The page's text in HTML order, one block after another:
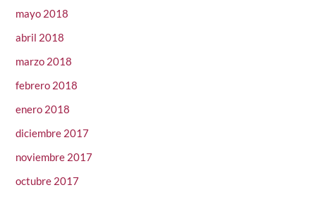
mayo 2018
abril 2018
marzo 2018
febrero 2018
enero 2018
diciembre 2017
noviembre 2017
octubre 2017